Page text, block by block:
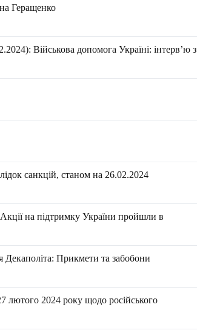
Геращенко
Військова допомога Україні: інтерв’ю з
санкцій, станом на 26.02.2024
на підтримку України пройшли в
Декаполіта: Прикмети та забобони
лютого 2024 року щодо російського